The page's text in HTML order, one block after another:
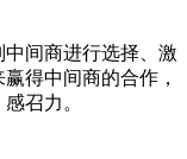
间商进行选择、激
得中间商的合作，
召力。